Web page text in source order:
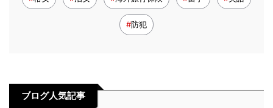
防犯
ブログ人気記事